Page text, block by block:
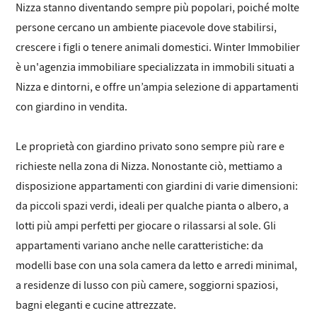
Nizza stanno diventando sempre più popolari, poiché molte
persone cercano un ambiente piacevole dove stabilirsi,
crescere i figli o tenere animali domestici. Winter Immobilier
è un'agenzia immobiliare specializzata in immobili situati a
Nizza e dintorni, e offre un’ampia selezione di appartamenti
con giardino in vendita.
Le proprietà con giardino privato sono sempre più rare e
richieste nella zona di Nizza. Nonostante ciò, mettiamo a
disposizione appartamenti con giardini di varie dimensioni:
da piccoli spazi verdi, ideali per qualche pianta o albero, a
lotti più ampi perfetti per giocare o rilassarsi al sole. Gli
appartamenti variano anche nelle caratteristiche: da
modelli base con una sola camera da letto e arredi minimal,
a residenze di lusso con più camere, soggiorni spaziosi,
bagni eleganti e cucine attrezzate.